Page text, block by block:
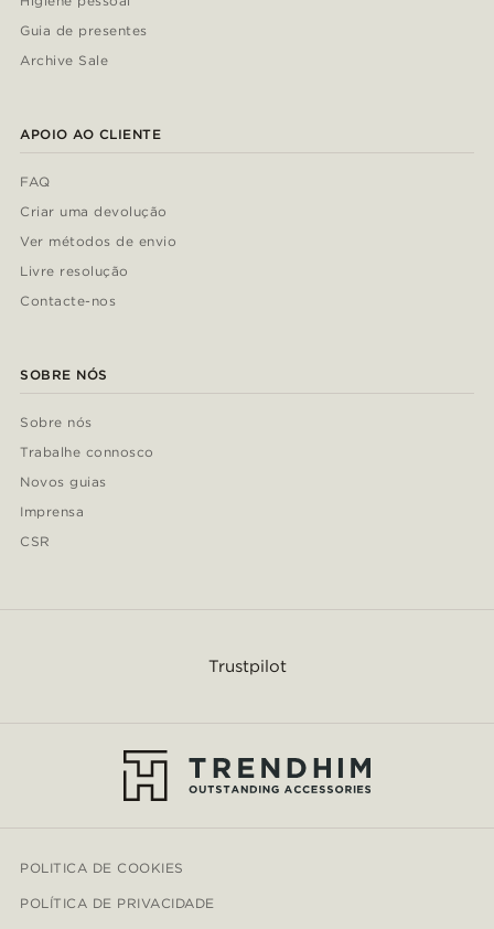
Guia de presentes
Archive Sale
APOIO AO CLIENTE
FAQ
Criar uma devolução
Ver métodos de envio
Livre resolução
Contacte-nos
SOBRE NÓS
Sobre nós
Trabalhe connosco
Novos guias
Imprensa
CSR
Trustpilot
POLITICA DE COOKIES
POLÍTICA DE PRIVACIDADE